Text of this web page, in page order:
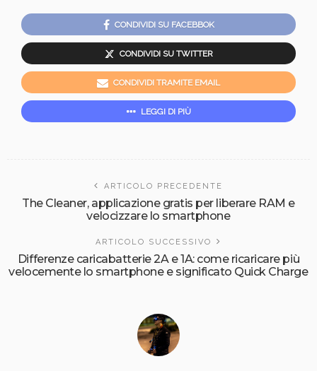
CONDIVIDI SU FACEBBOK
CONDIVIDI SU TWITTER
CONDIVIDI TRAMITE EMAIL
LEGGI DI PIÙ
ARTICOLO PRECEDENTE
The Cleaner, applicazione gratis per liberare RAM e
velocizzare lo smartphone
ARTICOLO SUCCESSIVO
Differenze caricabatterie 2A e 1A: come ricaricare più
velocemente lo smartphone e significato Quick Charge